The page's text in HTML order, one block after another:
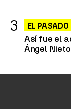
EL
Así fue el
Ángel